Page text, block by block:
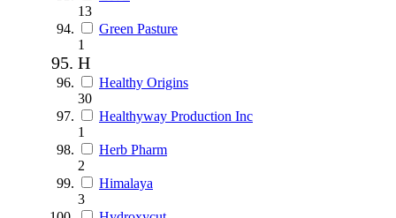
13
Green Pasture
1
H
Healthy Origins
30
Healthyway Production Inc
1
Herb Pharm
2
Himalaya
3